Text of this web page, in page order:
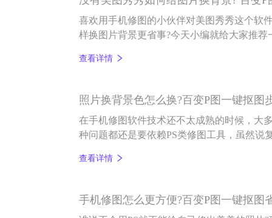
喜欢用手机修图的小伙伴对美图秀秀这个软
样换图片背景更省事?今天小编就给大家推
查看详情
照片换背景色怎么换?百变P图一键抠图
在手机修图软件技术还不太成熟的时候，大
种问题都还是要依赖PS类修图工具，虽然说
景操作。
查看详情
手机修图怎么更方便?百变P图一键抠图